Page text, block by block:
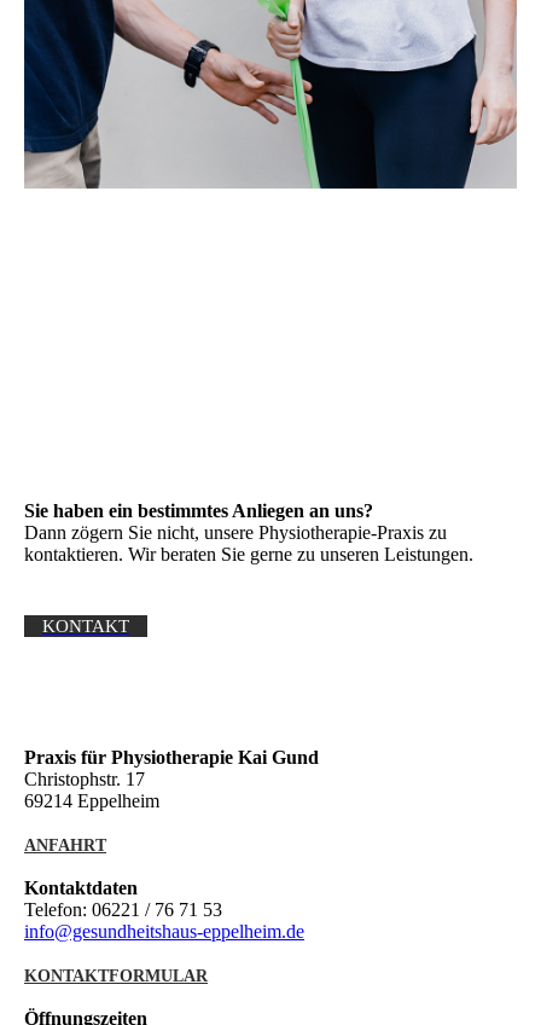
Sie haben ein bestimmtes Anliegen an uns?
Dann zögern Sie nicht, unsere Physiotherapie-Praxis zu
kontaktieren. Wir beraten Sie gerne zu unseren Leistungen.
KONTAKT
Praxis für Physiotherapie Kai Gund
Christophstr. 17
69214 Eppelheim
ANFAHRT
Kontaktdaten
Telefon: 06221 / 76 71 53
info@gesundheitshaus-eppelheim.de
KONTAKTFORMULAR
Öffnungszeiten